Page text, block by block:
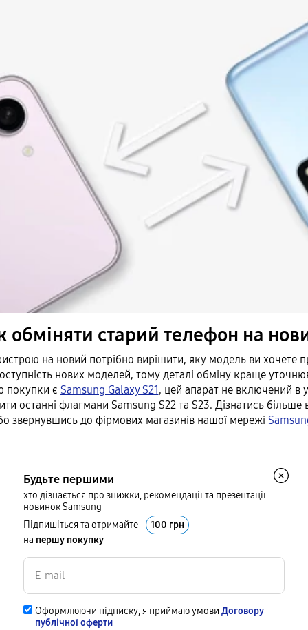
обміняти старий телефон на
на новий потрібно вирішити, яку модель ви хочете
нових моделей, тому деталі обміну краще
покупки є Samsung Galaxy S21, цей апарат не включений в
останні флагмани Samsung S22 та S23. Дізнатись
звернувшись до фірмових магазинів нашої мережі
Будьте першими
хто дізнається про знижки, рекомендації та презентації
новинок Samsung
Підпишіться та отримайте
100 грн
на першу покупку
Оформлюючи підписку, я приймаю умови Договору
публічної оферти